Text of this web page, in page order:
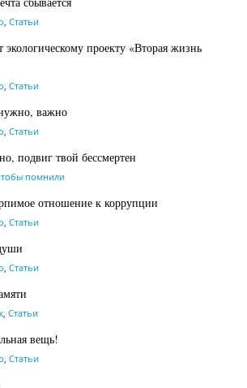
, Статьи
экологическому проекту «Вторая жизнь
, Статьи
важно
, Статьи
подвиг твой бессмертен
помнили
отношение к коррупции
, Статьи
, Статьи
, Статьи
вещь!
, Статьи